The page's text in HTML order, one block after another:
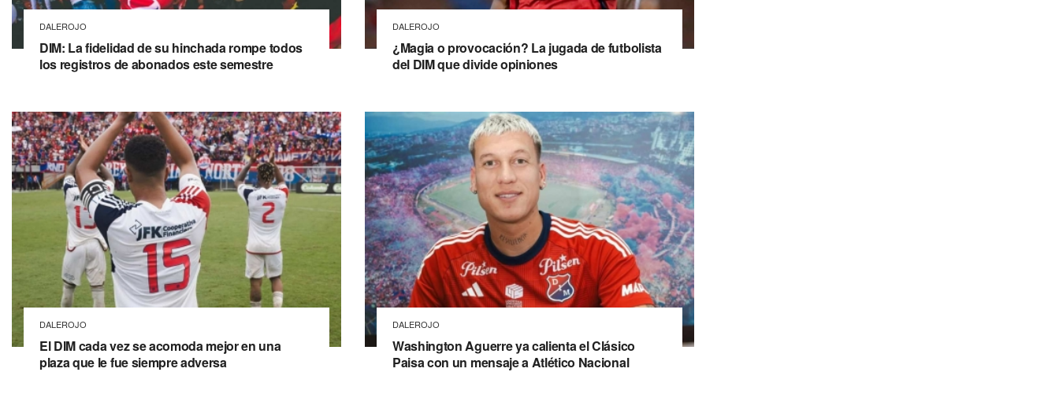
DALEROJO
DIM: La fidelidad de su hinchada rompe todos
los registros de abonados este semestre
DALEROJO
¿Magia o provocación? La jugada de futbolista
del DIM que divide opiniones
DALEROJO
El DIM cada vez se acomoda mejor en una
plaza que le fue siempre adversa
DALEROJO
Washington Aguerre ya calienta el Clásico
Paisa con un mensaje a Atlético Nacional